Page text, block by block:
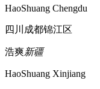
HaoShuang Chengdu
四川成都锦江区
浩爽新疆
HaoShuang Xinjiang